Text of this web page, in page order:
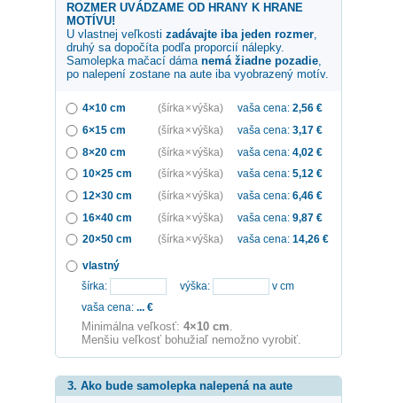
ROZMER UVÁDZAME OD HRANY K HRANE
MOTÍVU!
U vlastnej veľkosti zadávajte iba jeden rozmer,
druhý sa dopočíta podľa proporcií nálepky.
Samolepka mačací dáma nemá žiadne pozadie,
po nalepení zostane na aute iba vyobrazený motív.
4×10 cm (šírka × výška) vaša cena: 2,56 €
6×15 cm
(šírka × výška) vaša cena: 3,17 €
8×20 cm
(šírka × výška) vaša cena: 4,02 €
10×25 cm
(šírka × výška) vaša cena: 5,12 €
12×30 cm
(šírka × výška) vaša cena: 6,46 €
16×40 cm
(šírka × výška) vaša cena: 9,87 €
20×50 cm
(šírka × výška) vaša cena: 14,26 €
vlastný
šírka:
výška:
v cm
vaša cena: ... €
Minimálna veľkosť: 4×10 cm
Menšiu veľkosť bohužiaľ nemožno vyrobiť.
3. Ako bude samolepka nalepená na aute